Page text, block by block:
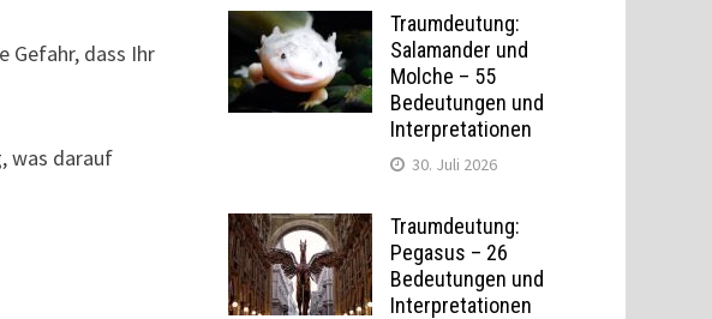
Gefahr, dass Ihr
was darauf
Traumdeutung:
Salamander und
Molche – 55
Bedeutungen und
Interpretationen
30. Juli 2026
Traumdeutung:
Pegasus – 26
Bedeutungen und
Interpretationen